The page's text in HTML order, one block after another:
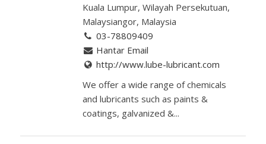
Kuala Lumpur, Wilayah Persekutuan,
Malaysiangor, Malaysia
03-78809409
Hantar Email
http://www.lube-lubricant.com
We offer a wide range of chemicals
and lubricants such as paints &
coatings, galvanized &...